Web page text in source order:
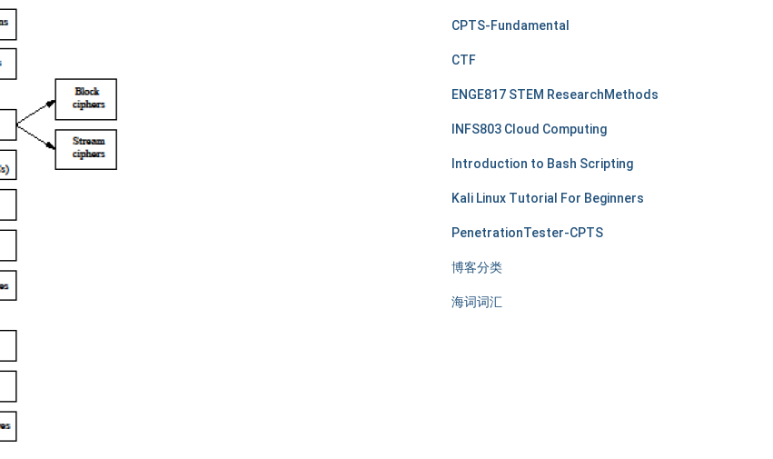
CPTS-Fundamental
CTF
ENGE817 STEM ResearchMethods
INFS803 Cloud Computing
Introduction to Bash Scripting
Kali Linux Tutorial For Beginners
PenetrationTester-CPTS
博客分类
海词词汇